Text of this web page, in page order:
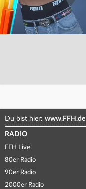
Du bist hier: www.FFH.de
RADIO
FFH Live
80er Radio
90er Radio
2000er Radio